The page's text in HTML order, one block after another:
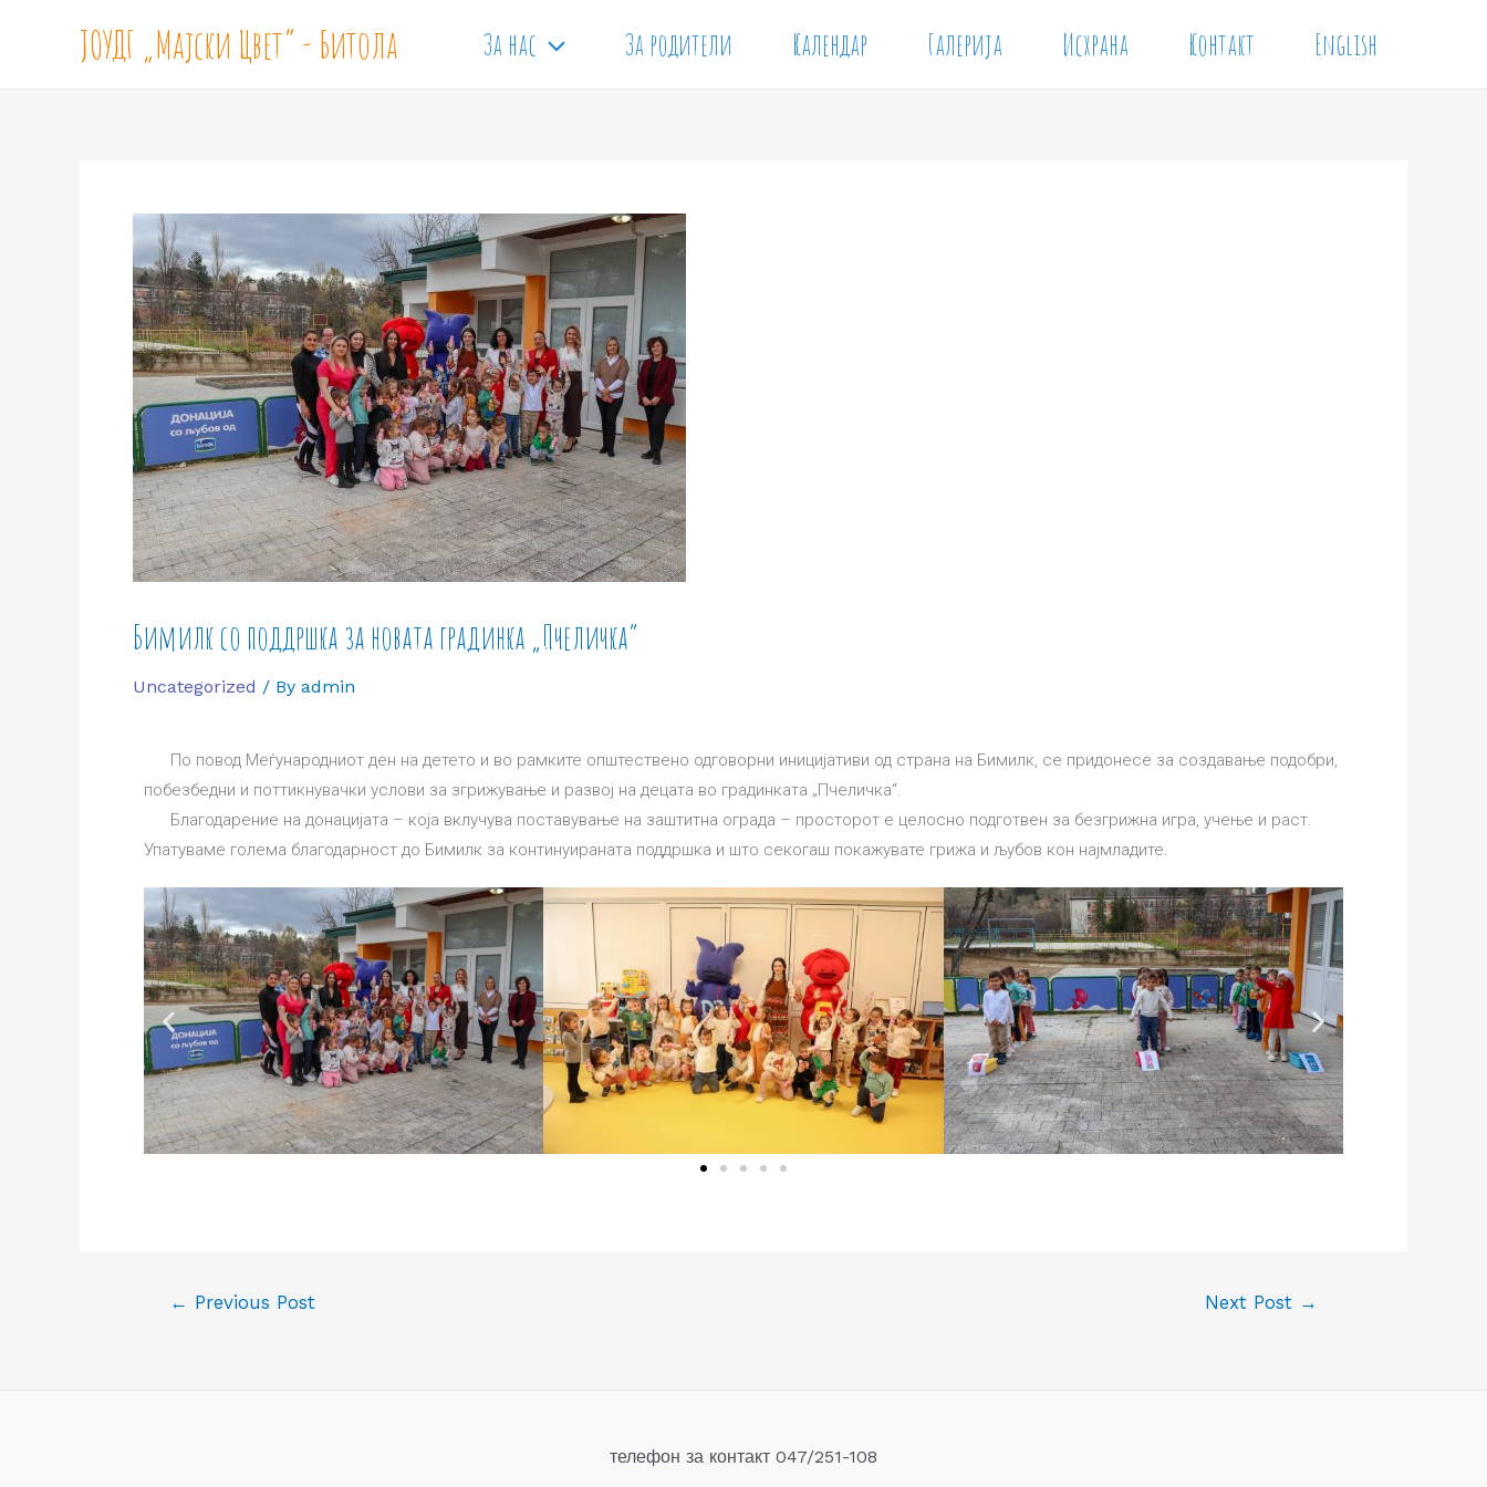
ЈОУДГ „Мајски Цвет“ - Битола За нас За родители Календар Галерија Исхрана Контакт English
Бимилк со поддршка за новата градинка „Пчеличка“
Uncategorized / By admin
По повод Меѓународниот ден на детето и во рамките општествено одговорни иницијативи од страна на Бимилк, се придонесе за создавање подобри,
побезбедни и поттикнувачки услови за згрижување и развој на децата во градинката „Пчеличка“.
Благодарение на донацијата – која вклучува поставување на заштитна ограда – просторот е целосно подготвен за безгрижна игра, учење и раст.
Упатуваме голема благодарност до Бимилк за континуираната поддршка и што секогаш покажувате грижа и љубов кон најмладите.
← Previous Post Next Post →
телефон за контакт 047/251-108